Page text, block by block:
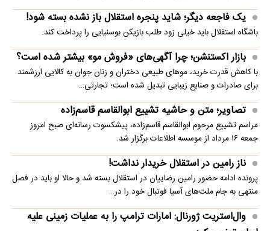
یک فاجعه دیگر؛ شاید پنجره استقلال باز نشده بسته شود!
باشگاه استقلال باید خیلی زود طلب بازیکن بوسنیایی را پرداخت کند.
بازار اکستنشن؛ چرا آگهی‌های «فروش مو» بیشتر شده است؟
با کاهش قدرت خرید، موهای طبیعی دختران و زنان جوان به کالایی ارزشمند
برای صادرات و صنایع زیبایی تبدیل شده است؛ تجارتی…
تصاویر؛ متن و حاشیه تشییع ابوالقاسم قاسم‌زاده
مراسم تشییع مرحوم ابوالقاسم قاسم‌زاده، پیشکسوت رسانه‌ای صبح امروز
جمعه ۱۶ مرداد از موسسه اطلاعات برگزار شد.
ناز رامین در استقلال خریدار نداشت!
پرونده ادامه حضور رامین رضاییان در استقلال بسته شد و حالا او باید در فصل
منتهی به جام ملت‌های آسیا فوتبال خود را در…
وال‌استریت ژورنال: امارات ترامپ را به عملیات زمینی علیه